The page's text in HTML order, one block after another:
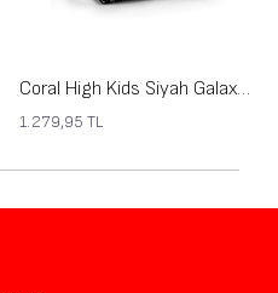
Coral High Kids Siyah Galaxy Desenli Thermo İki Katlı Beslenme Çantası 37219
1.279,95 TL